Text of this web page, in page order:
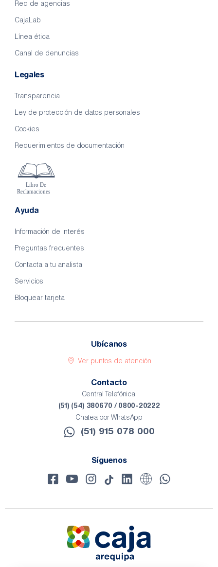
Red de agencias
CajaLab
Línea ética
Canal de denuncias
Legales
Transparencia
Ley de protección de datos personales
Cookies
Requerimientos de documentación
Ayuda
Información de interés
Preguntas frecuentes
Contacta a tu analista
Servicios
Bloquear tarjeta
Ubícanos
Ver puntos de atención
Contacto
Central Telefónica:
(51) (54) 380670 / 0800-20222
Chatea por WhatsApp
(51) 915 078 000​
Síguenos